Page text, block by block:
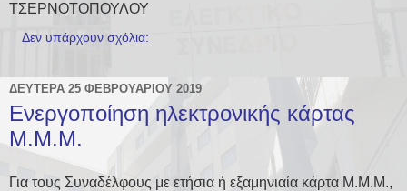
ΤΣΕΡΝΟΤΟΠΟΥΛΟΥ
Δεν υπάρχουν σχόλια:
ΔΕΥΤΈΡΑ 25 ΦΕΒΡΟΥΑΡΊΟΥ 2019
Ενεργοποίηση ηλεκτρονικής κάρτας
Μ.Μ.Μ.
Για τους Συναδέλφους με ετήσια ή εξαμηνιαία κάρτα Μ.Μ.Μ.,